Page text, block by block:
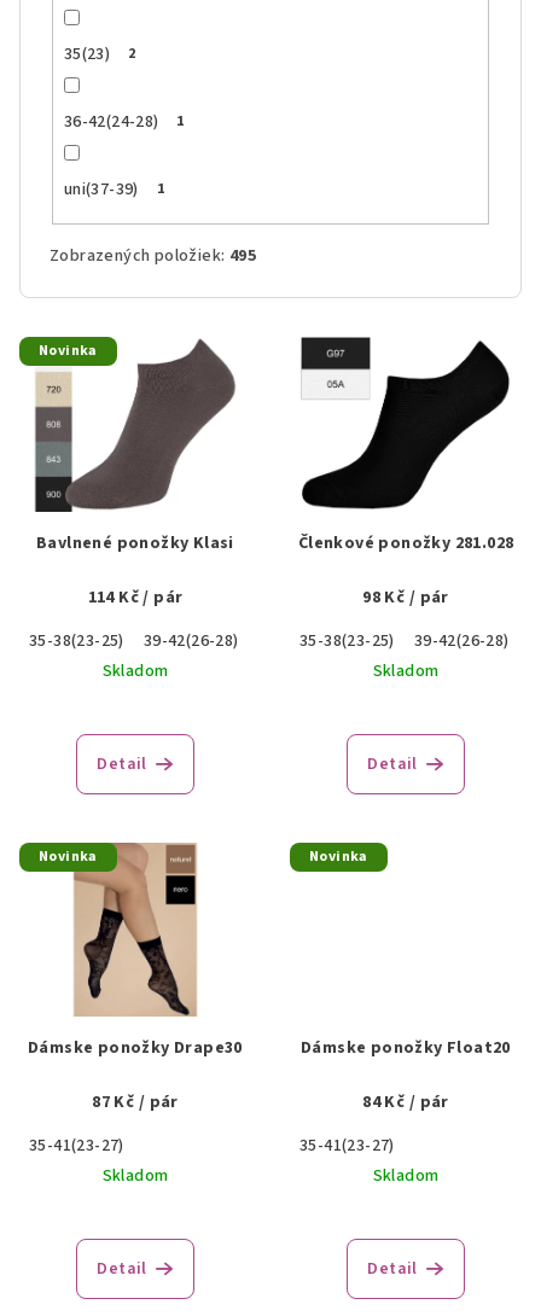
35(23) 2
36-42(24-28) 1
uni(37-39) 1
Zobrazených položiek: 495
V
ý
Novinka
Bavlnené ponožky Klasi
114 Kč/ pár
35-38(23-25)
39-42(26-28)
43-46(29-31)
Skladom
Detail
Členkové ponožky 281.028
98 Kč / pár
35-38(23-25)
39-42(26-28)
Skladom
Detail
Novinka
Dámske ponožky Drape30
87 Kč / pár
35-41(23-27)
Skladom
Detail
Novinka
Dámske ponožky Float20
84 Kč / pár
35-41(23-27)
Skladom
Detail